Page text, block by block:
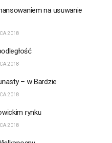
na usuwanie
2018
2018
– w Bardzie
2018
rynku
2018